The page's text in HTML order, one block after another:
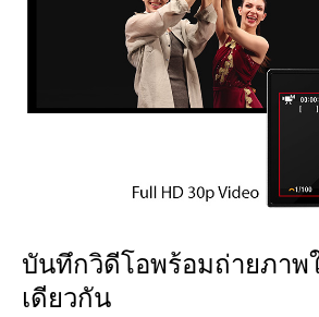
บันทึกวิดีโอพร้อมถ่ายภาพ
เดียวกัน